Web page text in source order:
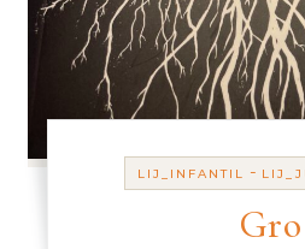
LIJ_INFANTIL -
Gro